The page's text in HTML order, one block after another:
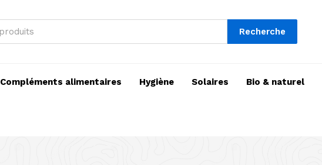
Recherche
Compléments alimentaires Hygiène Solaires Bio & naturel